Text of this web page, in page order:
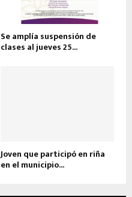
Se amplía suspensión de
clases al jueves 25...
Joven que participó en riña
en el municipio...